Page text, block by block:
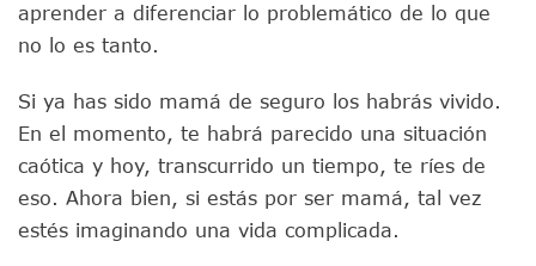
aprender a diferenciar lo problemático de lo que
no lo es tanto.
Si ya has sido mamá de seguro los habrás vivido.
En el momento, te habrá parecido una situación
caótica y hoy, transcurrido un tiempo, te ríes de
eso. Ahora bien, si estás por ser mamá, tal vez
estés imaginando una vida complicada.